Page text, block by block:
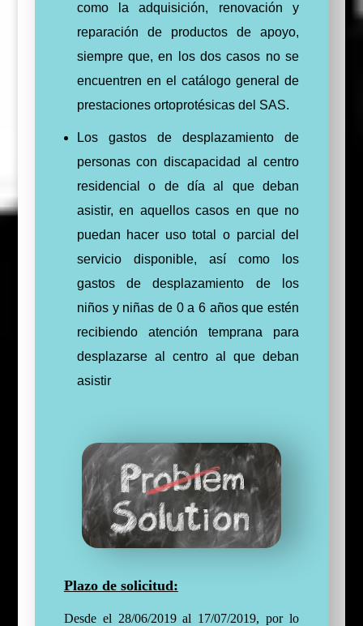
como la adquisición, renovación y
reparación de productos de apoyo,
siempre que, en los dos casos no se
encuentren en el catálogo general de
prestaciones ortoprotésicas del SAS.
Los gastos de desplazamiento de
personas con discapacidad al centro
residencial o de día al que deban
asistir, en aquellos casos en que no
puedan hacer uso total o parcial del
servicio disponible, así como los
gastos de desplazamiento de los
niños y niñas de 0 a 6 años que estén
recibiendo atención temprana para
desplazarse al centro al que deban
asistir
Plazo de solicitud:
Desde el 28/06/2019 al 17/07/2019, por lo